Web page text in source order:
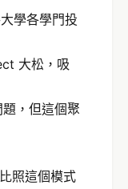
學各學門投
大松，吸
，但這個聚
照這個模式